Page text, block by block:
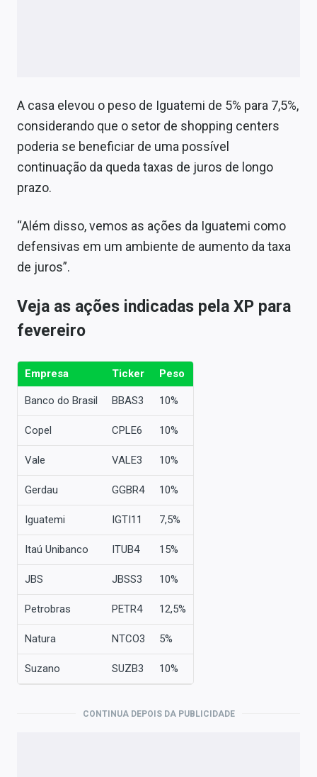
A casa elevou o peso de Iguatemi de 5% para 7,5%,
considerando que o setor de shopping centers
poderia se beneficiar de uma possível
continuação da queda taxas de juros de longo
prazo.
“Além disso, vemos as ações da Iguatemi como
defensivas em um ambiente de aumento da taxa
de juros”.
Veja as ações indicadas pela XP para
fevereiro
Empresa Ticker Peso
Banco do Brasil BBAS3 10%
Copel CPLE6 10%
Vale VALE3 10%
Gerdau GGBR4 10%
Iguatemi IGTI11 7,5%
Itaú Unibanco ITUB4 15%
JBS JBSS3 10%
Petrobras PETR4 12,5%
Natura NTCO3 5%
Suzano SUZB3 10%
CONTINUA DEPOIS DA PUBLICIDADE